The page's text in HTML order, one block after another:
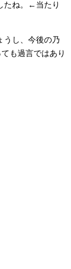
たね。←当たり
うし、今後の乃
も過言ではあり